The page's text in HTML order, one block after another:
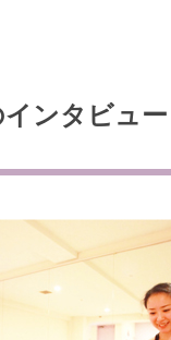
ンタビュー